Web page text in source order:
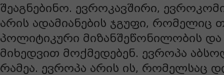
შეაგნებინო. ევროკავშირი,
არის ადამიანების ჯგუფი, რომელიც
პოლიტიკური მიზანშეწონილობის და
მიხედვით მოქმედებენ. ევროპა
რამეა. ევროპა არის ის, რომელსაც